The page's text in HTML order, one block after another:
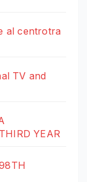
al centrotra
TV and
YEAR